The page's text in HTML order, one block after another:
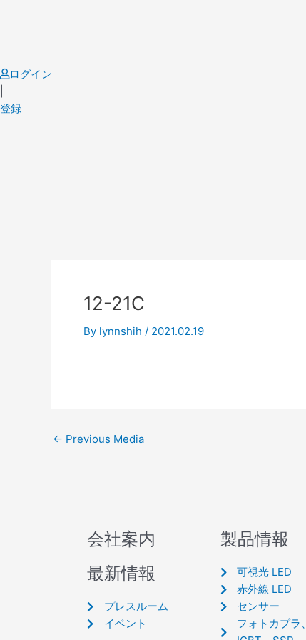
ログイン
登録
12-21C
By lynnshih / 2021.02.19
← Previous Media
会社案内
最新情報
プレスルーム
イベント
製品情報
可視光 LED
赤外線 LED
センサー
フォトカプラ、